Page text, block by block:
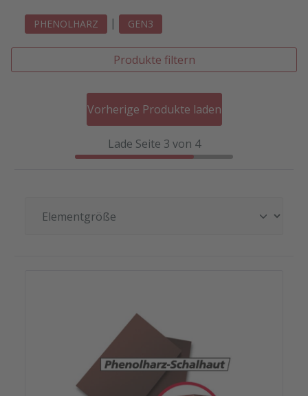
PHENOLHARZ | GEN3
Produkte filtern
Vorherige Produkte laden
Lade Seite 3 von 4